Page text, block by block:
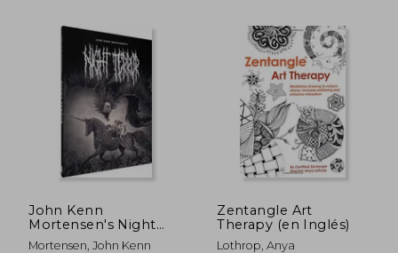
Rápido
John Kenn
Mortensen's Night
Terror (en Inglés)
Mortensen, John Kenn
Zentangle Art
Therapy (en Inglés)
Lothrop, Anya